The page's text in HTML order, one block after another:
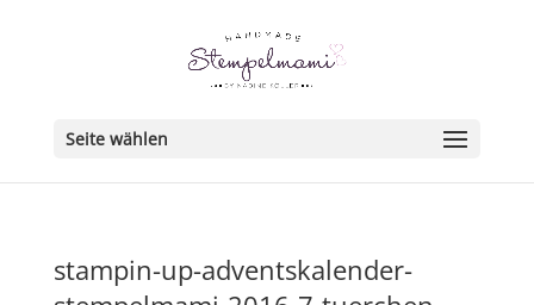
Seite wählen
stampin-up-adventskalender-